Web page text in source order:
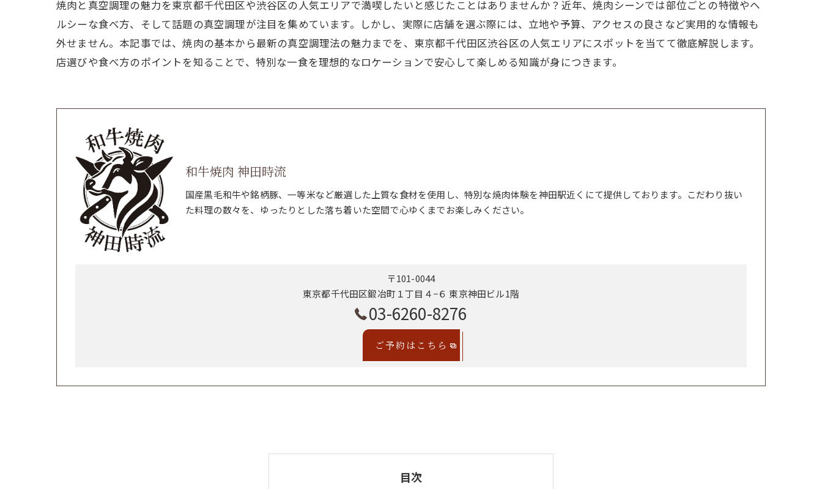
焼肉と真空調理の魅力を東京都千代田区や渋谷区の人気エリアで満喫したいと感じたことはありませんか？近年、焼肉シーンでは部位ごとの特徴やヘ
ルシーな食べ方、そして話題の真空調理が注目を集めています。しかし、実際に店舗を選ぶ際には、立地や予算、アクセスの良さなど実用的な情報も
外せません。本記事では、焼肉の基本から最新の真空調理法の魅力までを、東京都千代田区渋谷区の人気エリアにスポットを当てて徹底解説します。
店選びや食べ方のポイントを知ることで、特別な一食を理想的なロケーションで安心して楽しめる知識が身につきます。
和牛焼肉 神田時流
国産黒毛和牛や銘柄豚、一等米など厳選した上質な食材を使用し、特別な焼肉体験を神田駅近くにて提供しております。こだわり抜い
た料理の数々を、ゆったりとした落ち着いた空間で心ゆくまでお楽しみください。
〒101-0044
東京都千代田区鍛冶町１丁目４−６ 東京神田ビル1階
03-6260-8276
ご予約はこちら
目次